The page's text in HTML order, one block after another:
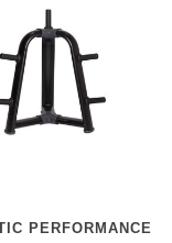
PERFORMANCE